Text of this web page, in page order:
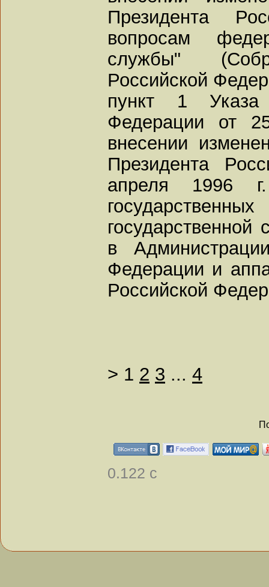
Президента
вопросам
службы"
Российской
пункт 1 Указа
Федерации от
внесении
Президента
апреля 1996
в
Федерации и
Российской
> 1 2 3 ... 4
0.122 с